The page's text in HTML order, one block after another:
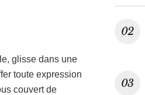
glisse dans une
toute expression
couvert de